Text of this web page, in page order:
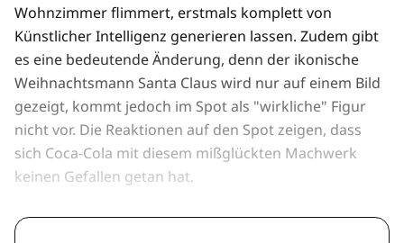
Wohnzimmer flimmert, erstmals komplett von
Künstlicher Intelligenz generieren lassen. Zudem gibt
es eine bedeutende Änderung, denn der ikonische
Weihnachtsmann Santa Claus wird nur auf einem Bild
gezeigt, kommt jedoch im Spot als "wirkliche" Figur
nicht vor. Die Reaktionen auf den Spot zeigen, dass
sich Coca-Cola mit diesem mißglückten Machwerk
keinen Gefallen getan hat.